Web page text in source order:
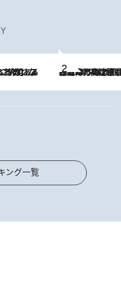
2026.8.7
「湘南乃風に憧れて」観客大盛上がりの“タオル回し”に、ラッパー顔負けの高速歌唱まで…さだまさし（74）のアグレッシブすぎる現在地
ング一覧